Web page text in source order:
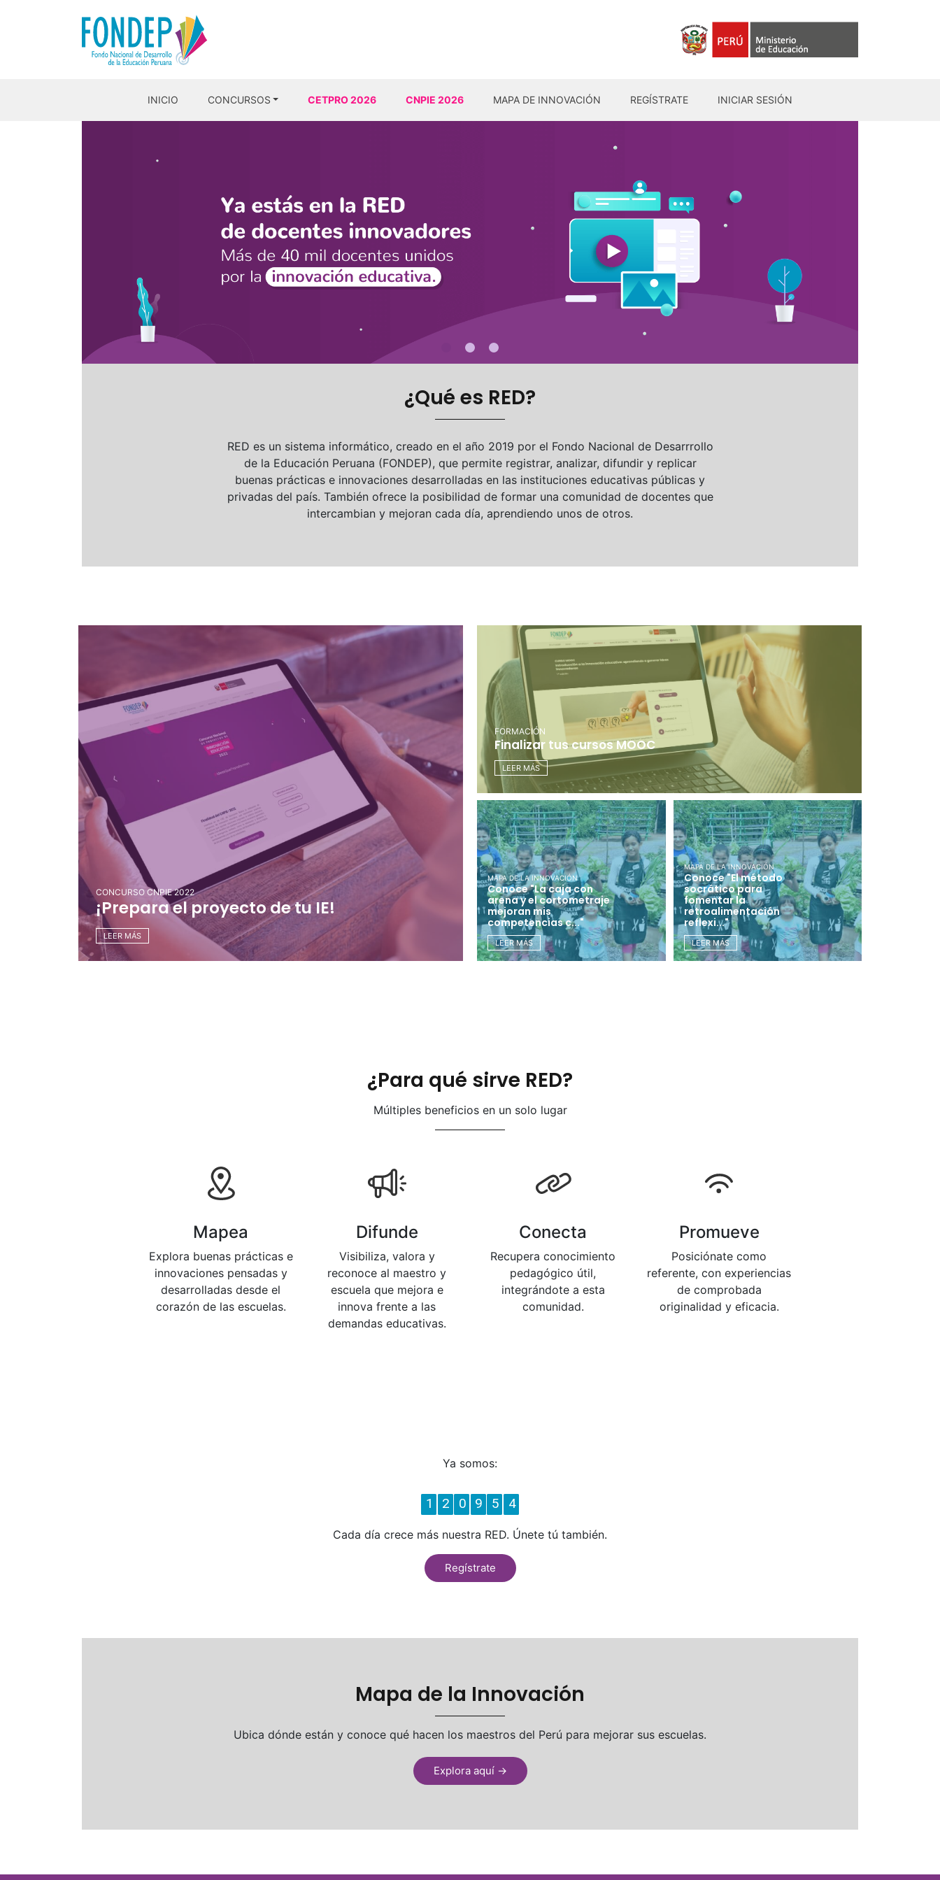
INICIO CONCURSOS CETPRO 2026 CNPIE 2026 MAPA DE INNOVACIÓN REGÍSTRATE INICIAR SESIÓN
¿Qué es RED?
RED es un sistema informático, creado en el año 2019 por el Fondo Nacional de Desarrrollo
de la Educación Peruana (FONDEP), que permite registrar, analizar, difundir y replicar
buenas prácticas e innovaciones desarrolladas en las instituciones educativas públicas y
privadas del país. También ofrece la posibilidad de formar una comunidad de docentes que
intercambian y mejoran cada día, aprendiendo unos de otros.
CONCURSO CNPIE 2022
¡Prepara el proyecto de tu IE!
LEER MÁS
FORMACIÓN
Finalizar tus cursos MOOC
LEER MÁS
MAPA DE LA INNOVACIÓN
Conoce "La caja con
arena y el cortometraje
mejoran mis
competencias c..."
LEER MÁS
MAPA DE LA INNOVACIÓN
Conoce "El método
socrático para
fomentar la
retroalimentación
reflexi..."
LEER MÁS
¿Para qué sirve RED?
Múltiples beneficios en un solo lugar
Mapea
Explora buenas prácticas e
innovaciones pensadas y
desarrolladas desde el
corazón de las escuelas.
Difunde
Visibiliza, valora y
reconoce al maestro y
escuela que mejora e
innova frente a las
demandas educativas.
Conecta
Recupera conocimiento
pedagógico útil,
integrándote a esta
comunidad.
Promueve
Posiciónate como
referente, con experiencias
de comprobada
originalidad y eficacia.
Ya somos:
1 2 0 9 5 4
Cada día crece más nuestra RED. Únete tú también.
Regístrate
Mapa de la Innovación
Ubica dónde están y conoce qué hacen los maestros del Perú para mejorar sus escuelas.
Explora aquí →